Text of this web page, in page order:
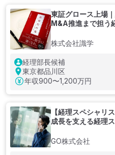
東証グロース上場
M&A推進まで担う
株式会社識学
経理部長候補
東京都品川区
年収900〜1,200万円
【経理スペシャリ
成長を支える経理
GO株式会社